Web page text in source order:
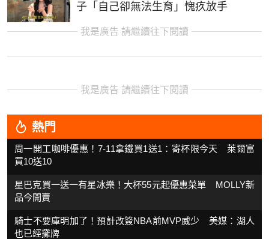
子「自己卻無法生育」愧疚放手
我是廣告 請繼續往下閱讀
我是廣告 請繼續往下閱讀
熱門
周一開工咖啡優惠！7-11拿鐵買1送1：寄杯限今天 萊爾富
買10送10
星巴克買一送一有星冰樂！大杯55元起優惠菜單 MOLLY新
品今開賣
騎士不要庫明加了！預計改簽NBA前MVP威少 美媒：湖人
也已經攤牌